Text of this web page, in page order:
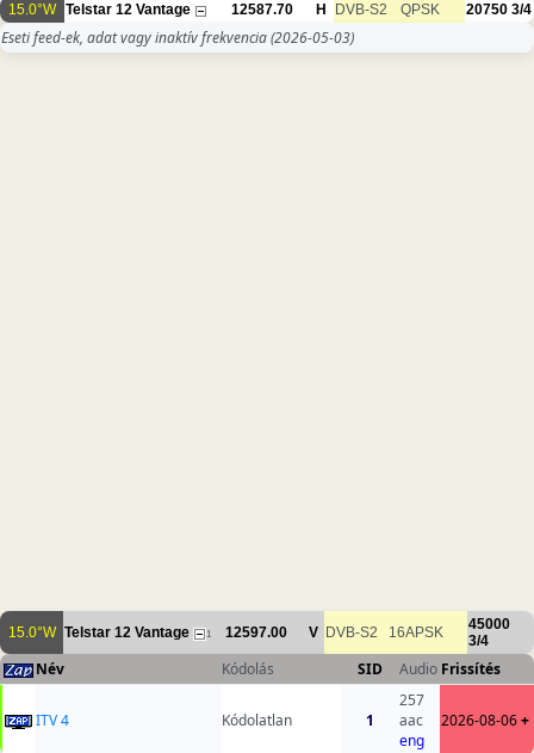
15.0°W Telstar 12 Vantage 12587.70 H DVB-S2 QPSK 20750 3/4
Eseti feed-ek, adat vagy inaktív frekvencia(2026-05-03)
15.0°W Telstar 12 Vantage 1 12597.00 V DVB-S2 16APSK
45000
3/4
Név Kódolás SID Audio Frissítés
ITV 4 Kódolatlan 1
257
aac
eng
2026-08-06+